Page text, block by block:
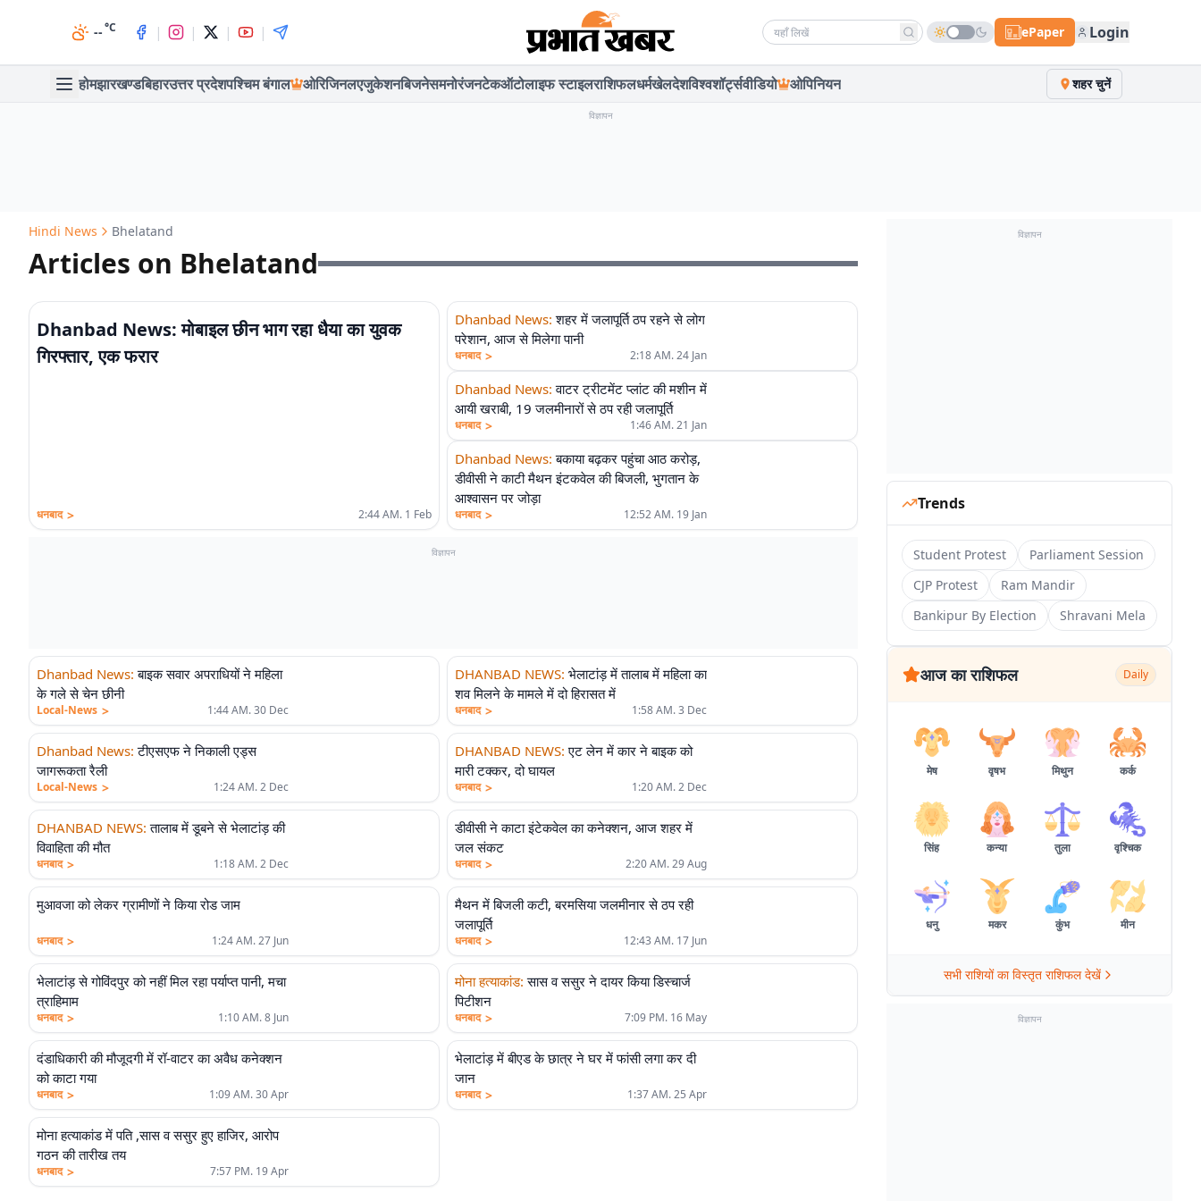
--°C | | | | Search news ePaper Login
होमझारखण्डबिहारउत्तर प्रदेशपश्चिम बंगाल ओरिजिनलएजुकेशनबिजनेसमनोरंजनटेकऑटोलाइफ स्टाइलराशिफलधर्मखेलदेशविश्वशॉर्ट्सवीडियो ओपिनियन शहर चुनें
विज्ञापन
Hindi News Bhelatand
Articles on Bhelatand
Dhanbad News: मोबाइल छीन भाग रहा धैया का युवक
गिरफ्तार, एक फरार
धनबाद > 2:44 AM. 1 Feb
Dhanbad News: शहर में जलापूर्ति ठप रहने से लोग
परेशान, आज से मिलेगा पानी
धनबाद > 2:18 AM. 24 Jan
Dhanbad News: वाटर ट्रीटमेंट प्लांट की मशीन में
आयी खराबी, 19 जलमीनारों से ठप रही जलापूर्ति
धनबाद > 1:46 AM. 21 Jan
Dhanbad News: बकाया बढ़कर पहुंचा आठ करोड़,
डीवीसी ने काटी मैथन इंटकवेल की बिजली, भुगतान के
आश्वासन पर जोड़ा
धनबाद > 12:52 AM. 19 Jan
विज्ञापन
Dhanbad News: बाइक सवार अपराधियों ने महिला
के गले से चेन छीनी
Local-News > 1:44 AM. 30 Dec
DHANBAD NEWS: भेलाटांड़ में तालाब में महिला का
शव मिलने के मामले में दो हिरासत में
धनबाद > 1:58 AM. 3 Dec
Dhanbad News: टीएसएफ ने निकाली एड्स
जागरूकता रैली
Local-News > 1:24 AM. 2 Dec
DHANBAD NEWS: एट लेन में कार ने बाइक को
मारी टक्कर, दो घायल
धनबाद > 1:20 AM. 2 Dec
DHANBAD NEWS: तालाब में डूबने से भेलाटांड़ की
विवाहिता की मौत
धनबाद > 1:18 AM. 2 Dec
डीवीसी ने काटा इंटेकवेल का कनेक्शन, आज शहर में
जल संकट
धनबाद > 2:20 AM. 29 Aug
मुआवजा को लेकर ग्रामीणों ने किया रोड जाम
धनबाद > 1:24 AM. 27 Jun
मैथन में बिजली कटी, बरमसिया जलमीनार से ठप रही
जलापूर्ति
धनबाद > 12:43 AM. 17 Jun
भेलाटांड़ से गोविंदपुर को नहीं मिल रहा पर्याप्त पानी, मचा
त्राहिमाम
धनबाद > 1:10 AM. 8 Jun
मोना हत्याकांड: सास व ससुर ने दायर किया डिस्चार्ज
पिटीशन
धनबाद > 7:09 PM. 16 May
दंडाधिकारी की मौजूदगी में रॉ-वाटर का अवैध कनेक्शन
को काटा गया
धनबाद > 1:09 AM. 30 Apr
भेलाटांड़ में बीएड के छात्र ने घर में फांसी लगा कर दी
जान
धनबाद > 1:37 AM. 25 Apr
मोना हत्याकांड में पति ,सास व ससुर हुए हाजिर, आरोप
गठन की तारीख तय
धनबाद > 7:57 PM. 19 Apr
विज्ञापन
Trends
Student Protest
Parliament Session
CJP Protest
Ram Mandir
Bankipur By Election
Shravani Mela
आज का राशिफल Daily
मेष वृषभ मिथुन कर्क
सिंह कन्या तुला वृश्चिक
धनु मकर कुंभ मीन
सभी राशियों का विस्तृत राशिफल देखें
विज्ञापन